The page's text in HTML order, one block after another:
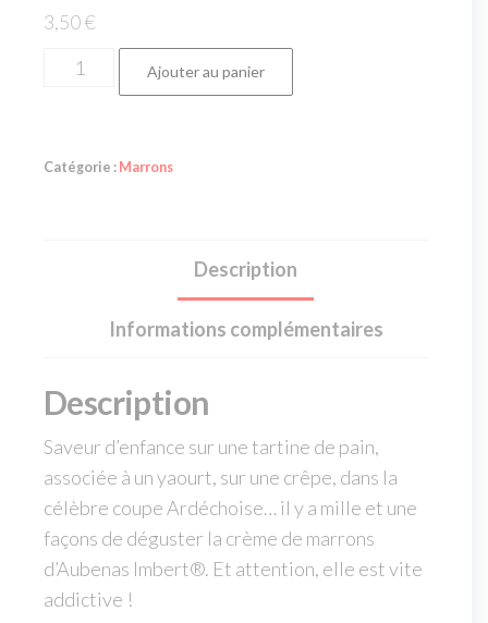
3,50€
Ajouter au panier
Catégorie : Marrons
Description
Informations complémentaires
Description
Saveur d’enfance sur une tartine de pain,
associée à un yaourt, sur une crêpe, dans la
célèbre coupe Ardéchoise… il y a mille et une
façons de déguster la crème de marrons
d’Aubenas Imbert®. Et attention, elle est vite
addictive !